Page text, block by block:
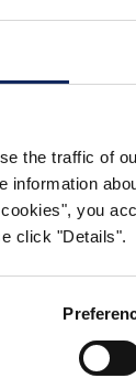
the traffic of
information
you
click "Details".